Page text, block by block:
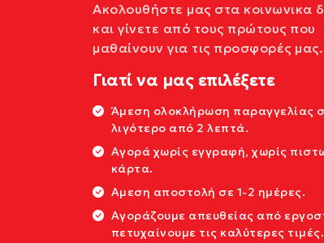
Ακολουθήστε μας στα κοινωνικα
και γίνετε από τους πρώτους που
μαθαίνουν για τις προσφορές μας.
Γιατί να μας επιλέξετε
Άμεση ολοκλήρωση παραγγελίας
λιγότερο από 2 λεπτά.
Αγορά χωρίς εγγραφή, χωρίς
κάρτα.
Αμεση αποστολή σε 1-2 ημέρες.
Αγοράζουμε απευθείας από
πετυχαίνουμε τις καλύτερες τιμές.